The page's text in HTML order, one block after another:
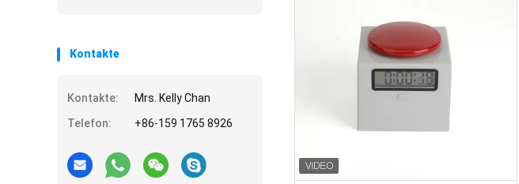
Kontakte
Kontakte:
Mrs. Kelly Chan
Telefon:
+86-159 1765 8926